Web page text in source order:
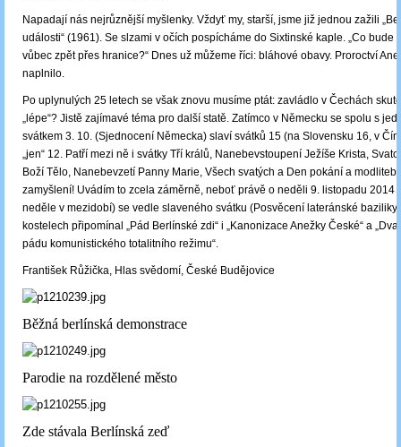
Napadají nás nejrůznější myšlenky. Vždyť my, starší, jsme již jednou zažili
události“ (1961). Se slzami v očích pospícháme do Sixtinské kaple. „Co bude
vůbec zpět přes hranice?“ Dnes už můžeme říci: bláhové obavy. Proroctví
naplnilo.
Po uplynulých 25 letech se však znovu musíme ptát: zavládlo v Čechách
„lépe“? Jistě zajímavé téma pro další statě. Zatímco v Německu se spolu s
svátkem 3. 10. (Sjednocení Německa) slaví svátků 15 (na Slovensku 16, v
„jen“ 12. Patří mezi ně i svátky Tří králů, Nanebevstoupení Ježíše Krista,
Boží Tělo, Nanebevzetí Panny Marie, Všech svatých a Den pokání a
zamyšlení! Uvádím to zcela záměrně, neboť právě o neděli 9. listopadu 2014
neděle v mezidobí) se vedle slaveného svátku (Posvěcení lateránské
kostelech připomínal „Pád Berlínské zdi“ i „Kanonizace Anežky České“ a
pádu komunistického totalitního režimu“.
František Růžička, Hlas svědomí, České Budějovice
Běžná berlínská demonstrace
Parodie na rozdělené město
Zde stávala Berlínská zeď